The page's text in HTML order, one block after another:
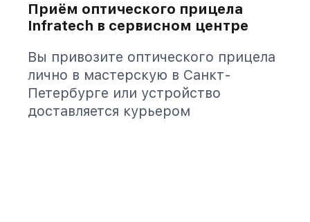
Приём оптического прицела
Infratech в сервисном центре
Вы привозите оптического прицела
лично в мастерскую в Санкт-
Петербурге или устройство
доставляется курьером